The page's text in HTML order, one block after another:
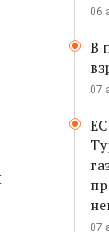
06
В
07
07